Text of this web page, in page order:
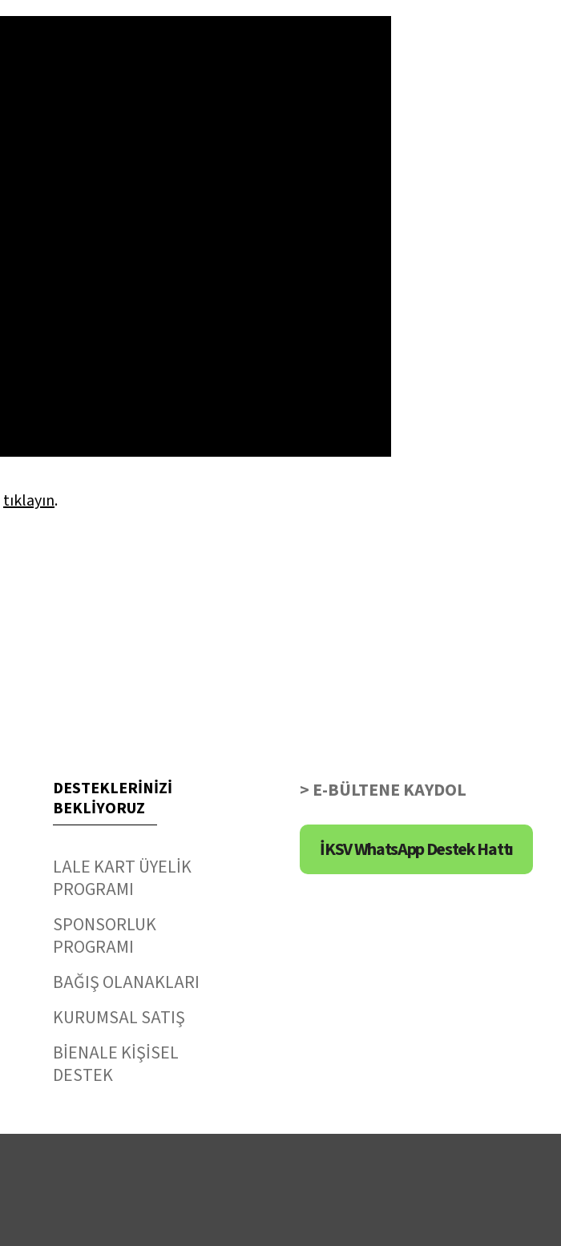
tıklayın.
DESTEKLERİNİZİ
BEKLİYORUZ
LALE KART ÜYELİK
PROGRAMI
SPONSORLUK
PROGRAMI
BAĞIŞ OLANAKLARI
KURUMSAL SATIŞ
BİENALE KİŞİSEL
DESTEK
> E-BÜLTENE KAYDOL
İKSV WhatsApp Destek Hattı